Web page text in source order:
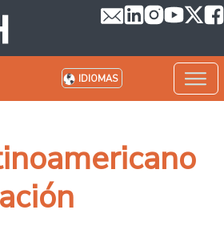
IDIOMAS